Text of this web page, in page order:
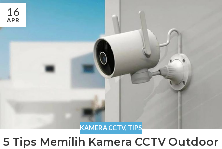
16
APR
KAMERA CCTV, TIPS
5 Tips Memilih Kamera CCTV Outdoor